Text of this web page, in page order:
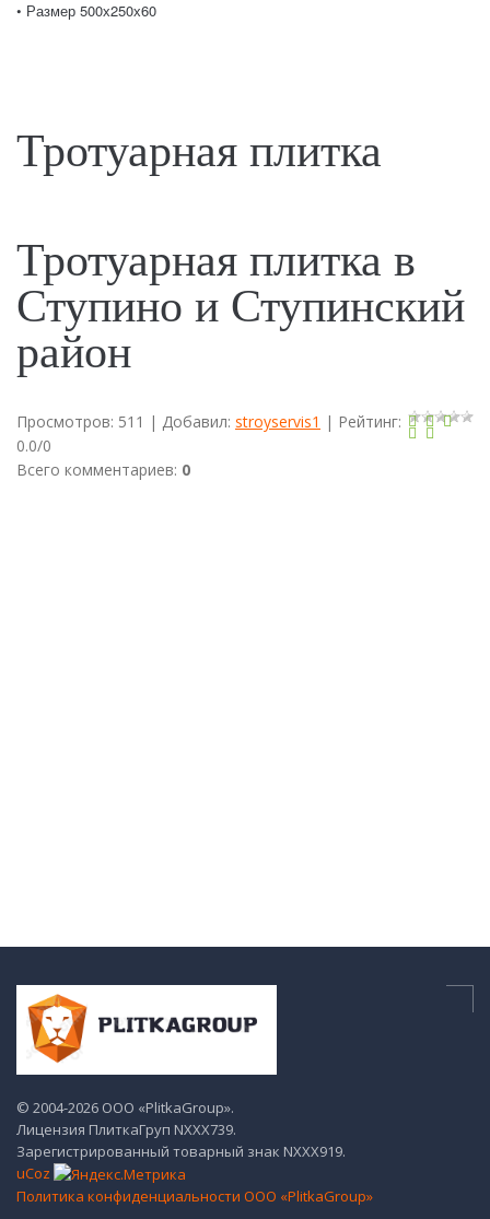
• Размер 500х250х60
Тротуарная плитка
Тротуарная плитка в
Ступино и Ступинский
район
Просмотров: 511 | Добавил: stroyservis1 | Рейтинг:
0.0/0
Всего комментариев: 0
© 2004-2026 ООО «PlitkaGroup».
Лицензия ПлиткаГруп NХХХ739.
Зарегистрированный товарный знак NХХХ919.
uCoz
Политика конфиденциальности ООО «PlitkaGroup»